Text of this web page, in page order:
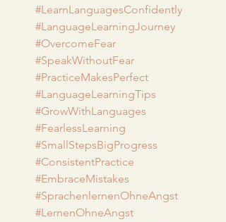
#LearnLanguagesConfidently
#LanguageLearningJourney
#OvercomeFear
#SpeakWithoutFear
#PracticeMakesPerfect
#LanguageLearningTips
#GrowWithLanguages
#FearlessLearning
#SmallStepsBigProgress
#ConsistentPractice
#EmbraceMistakes
#SprachenlernenOhneAngst
#LernenOhneAngst